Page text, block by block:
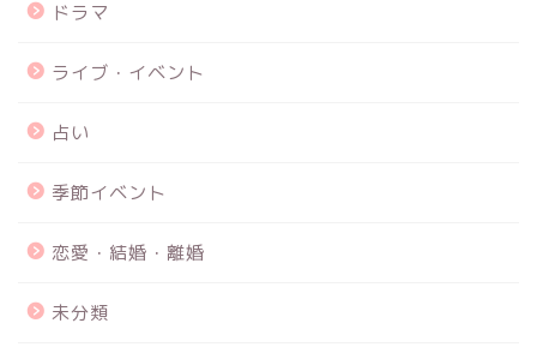
ドラマ
ライブ・イベント
占い
季節イベント
恋愛・結婚・離婚
未分類